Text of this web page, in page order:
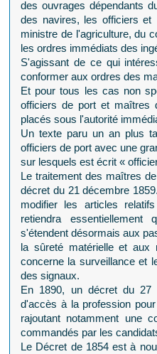
des ouvrages dépendants
des navires, les officiers
ministre de l'agriculture, du
les ordres immédiats des
S'agissant de ce qui
conformer aux ordres des
Et pour tous les cas non
officiers de port et maîtres
placés sous l'autorité
Un texte paru un an plus
officiers de port avec une
sur lesquels est écrit «
Le traitement des maîtres
décret du 21 décembre
modifier les articles
retiendra
s'étendent désormais aux
la sûreté matérielle et aux
concerne la surveillance et
des signaux.
En 1890, un décret du 27
d'accès à la profession
rajoutant notamment une
commandés par les
Le Décret de 1854 est à